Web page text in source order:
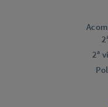
2ª